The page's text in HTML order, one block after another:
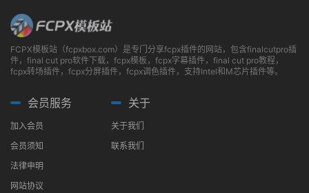
FCPX模板站（fcpxbox.com）是专门分享fcpx插件的网站，包含finalcutpro插
件，final cut pro软件下载，fcpx模板，fcpx字幕插件，final cut pro教程，
fcpx转场插件，fcpx分屏插件，fcpx调色插件，支持Intel和M芯片插件等。
会员服务
加入会员
会员须知
法律申明
网站协议
关于
关于我们
联系我们